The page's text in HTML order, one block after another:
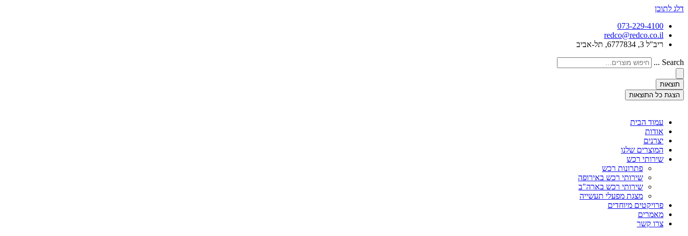
דלג לתוכן
073-229-4100
redco@redco.co.il
ריב"ל 3, 6777834, תל-אביב
Search ...
תוצאות
הצגת כל התוצאות
עמוד הבית
אודות
יצרנים
המוצרים שלנו
שירותי רכש
פתרונות רכש
שירותי רכש באירופה
שירותי רכש בארה"ב
מצגת מפעלי תעשייה
פרויקטים מיוחדים
מאמרים
צרו קשר